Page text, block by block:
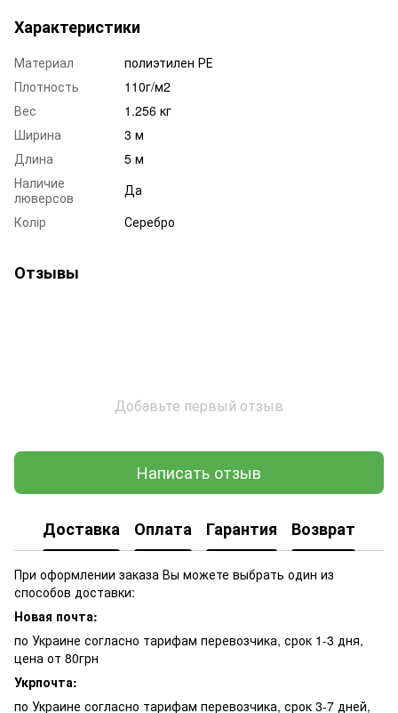
Характеристики
Материал
полиэтилен РЕ
Плотность
110г/м2
Вес
1.256 кг
Ширина
3 м
Длина
5 м
Наличие
люверсов
Да
Колір
Серебро
Отзывы
Добавьте первый отзыв
Написать отзыв
Доставка Оплата Гарантия Возврат
При оформлении заказа Вы можете выбрать один из
способов доставки:
Новая почта:
по Украине согласно тарифам перевозчика, срок 1-3 дня,
цена от 80грн
Укрпочта:
по Украине согласно тарифам перевозчика, срок 3-7 дней,